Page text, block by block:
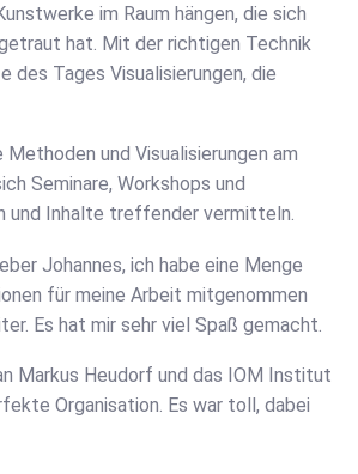
im Raum hängen, die sich
hat. Mit der richtigen Technik
des Tages Visualisierungen, die
Methoden und Visualisierungen am
Seminare, Workshops und
und Inhalte treffender vermitteln.
Johannes, ich habe eine Menge
für meine Arbeit mitgenommen
Es hat mir sehr viel Spaß gemacht.
Markus Heudorf und das IOM Institut
Organisation. Es war toll, dabei